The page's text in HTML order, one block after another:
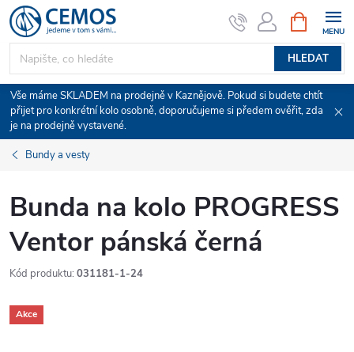
Přejít
na
obsah
HLEDAT
NÁKUPNÍ
KOŠÍK
Vše máme SKLADEM na prodejně v Kaznějově. Pokud si budete chtít
přijet pro konkrétní kolo osobně, doporučujeme si předem ověřit, zda
je na prodejně vystavené.
Bundy a vesty
Bunda na kolo PROGRESS
Ventor pánská černá
Kód produktu: 031181-1-24
Akce